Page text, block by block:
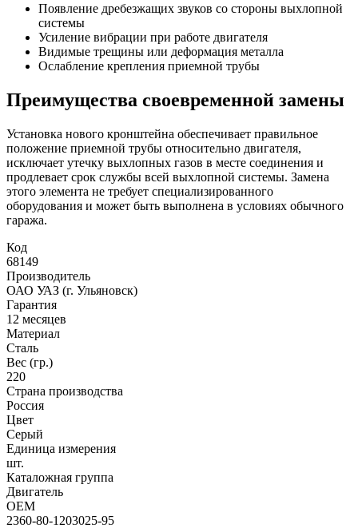
Появление дребезжащих звуков со стороны выхлопной
системы
Усиление вибрации при работе двигателя
Видимые трещины или деформация металла
Ослабление крепления приемной трубы
Преимущества своевременной замены
Установка нового кронштейна обеспечивает правильное
положение приемной трубы относительно двигателя,
исключает утечку выхлопных газов в месте соединения и
продлевает срок службы всей выхлопной системы. Замена
этого элемента не требует специализированного
оборудования и может быть выполнена в условиях обычного
гаража.
Код
68149
Производитель
ОАО УАЗ (г. Ульяновск)
Гарантия
12 месяцев
Материал
Сталь
Вес (гр.)
220
Страна производства
Россия
Цвет
Серый
Единица измерения
шт.
Каталожная группа
Двигатель
OEM
2360-80-1203025-95